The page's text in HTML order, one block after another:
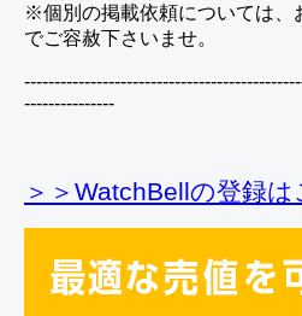
※個別の掲載依頼については、
でご容赦下さいませ。
---------------
＞＞WatchBellの登録は